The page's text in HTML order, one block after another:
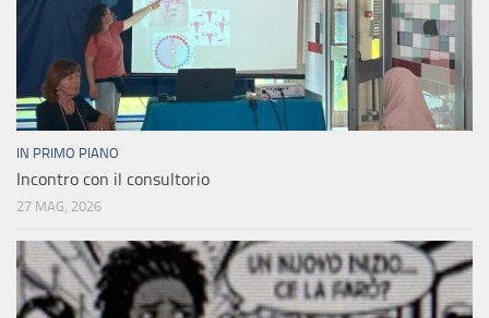
IN PRIMO PIANO
Incontro con il consultorio
27 MAG, 2026